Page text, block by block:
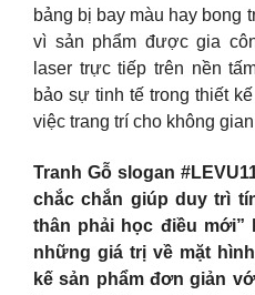
bảng bị bay màu hay bong
vì sản phẩm được gia
laser trực tiếp trên nền
bảo sự tinh tế trong thiết
việc trang trí cho không
Tranh Gỗ slogan
chắc chắn giúp duy trì
thân phải học điều
những giá trị về mặt
kế sản phẩm đơn giản